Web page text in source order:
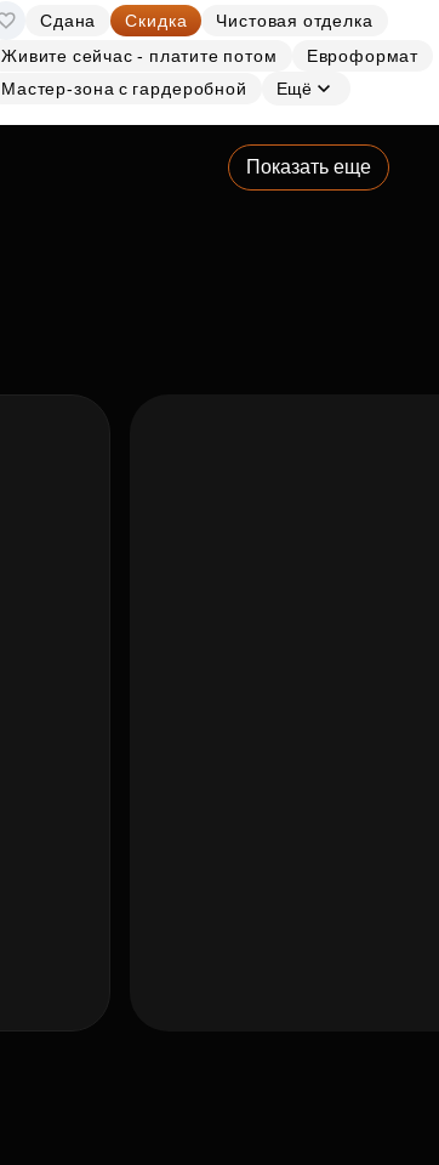
Сдана Скидка
Чистовая отделка
Живите сейчас - платите потом
Евроформат
Мастер-зона с гардеробной
Ещё
Показать еще